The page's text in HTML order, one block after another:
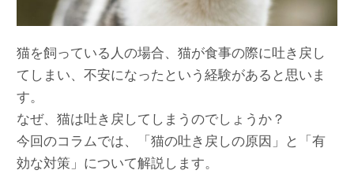
猫を飼っている人の場合、猫が食事の際に吐き戻し
てしまい、不安になったという経験があると思いま
す。
なぜ、猫は吐き戻してしまうのでしょうか？
今回のコラムでは、「猫の吐き戻しの原因」と「有
効な対策」について解説します。